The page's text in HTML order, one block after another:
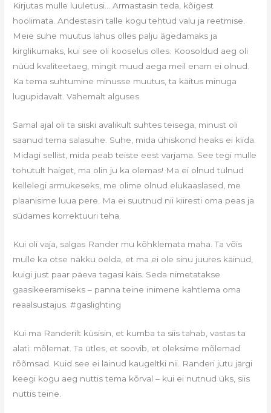
Kirjutas mulle luuletusi… Armastasin teda, kõigest
hoolimata. Andestasin talle kogu tehtud valu ja reetmise.
Meie suhe muutus lahus olles palju ägedamaks ja
kirglikumaks, kui see oli kooselus olles. Koosoldud aeg oli
nüüd kvaliteetaeg, mingit muud aega meil enam ei olnud.
Ka tema suhtumine minusse muutus, ta käitus minuga
lugupidavalt. Vähemalt alguses.
Samal ajal oli ta siiski avalikult suhtes teisega, minust oli
saanud tema salasuhe. Suhe, mida ühiskond heaks ei kiida.
Midagi sellist, mida peab teiste eest varjama. See tegi mulle
tohutult haiget, ma olin ju ka olemas! Ma ei olnud tulnud
kellelegi armukeseks, me olime olnud elukaaslased, me
plaanisime luua pere. Ma ei suutnud nii kiiresti oma peas ja
südames korrektuuri teha.
Kui oli vaja, salgas Rander mu kõhklemata maha. Ta võis
mulle ka otse näkku öelda, et ma ei ole sinu juures käinud,
kuigi just paar päeva tagasi käis. Seda nimetatakse
gaasikeeramiseks – panna teine inimene kahtlema oma
reaalsustajus. #gaslighting
Kui ma Randerilt küsisin, et kumba ta siis tahab, vastas ta
alati: mõlemat. Ta ütles, et soovib, et oleksime mõlemad
rõõmsad. Kuid see ei läinud kaugeltki nii. Randeri jutu järgi
keegi kogu aeg nuttis tema kõrval – kui ei nutnud üks, siis
nuttis teine.